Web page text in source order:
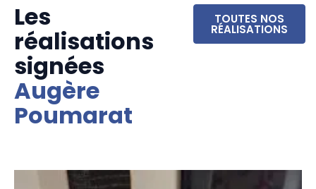
Les
réalisations
signées
Augère
Poumarat
TOUTES NOS
RÉALISATIONS